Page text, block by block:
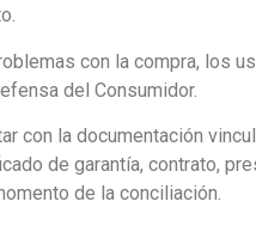
con la compra, los
del Consumidor.
con la documentación
de garantía, contrato,
de la conciliación.